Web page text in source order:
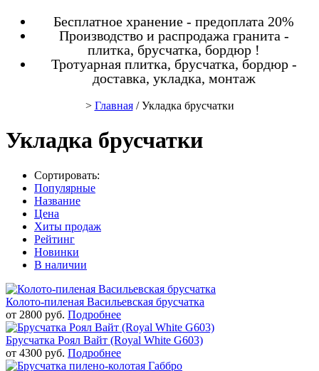
Бесплатное хранение - предоплата 20%
Производство и распродажа гранита -
плитка, брусчатка, бордюр !
Тротуарная плитка, брусчатка, бордюр -
доставка, укладка, монтаж
> Главная/ Укладка брусчатки
Укладка брусчатки
Сортировать:
Популярные
Название
Цена
Хиты продаж
Рейтинг
Новинки
В наличии
Колото-пиленая Васильевская брусчатка
от 2800 руб. Подробнее
Брусчатка Роял Вайт (Royal White G603)
от 4300 руб. Подробнее